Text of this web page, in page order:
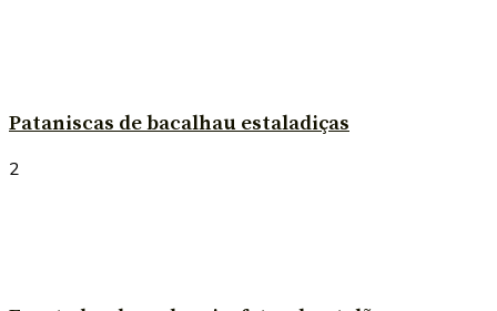
Pataniscas de bacalhau estaladiças
2